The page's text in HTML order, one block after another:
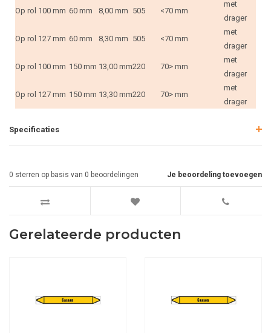
Op rol 100 mm 60 mm 8,00 mm 505 <70 mm
met
drager
Op rol 127 mm 60 mm 8,30 mm 505 <70 mm
met
drager
Op rol 100 mm 150 mm 13,00 mm220 70> mm
met
drager
Op rol 127 mm 150 mm 13,30 mm220 70> mm
met
drager
Specificaties
Je beoordeling toevoegen
0 sterren op basis van 0 beoordelingen
Gerelateerde producten